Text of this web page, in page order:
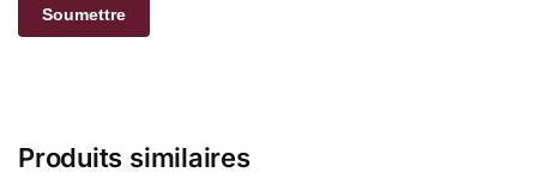
Produits similaires